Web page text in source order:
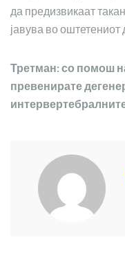
да предизвикаат
јавува во оштетениот
Третман: со помош
превенирате